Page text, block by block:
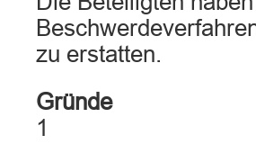
zu erstatten.
Gründe
1